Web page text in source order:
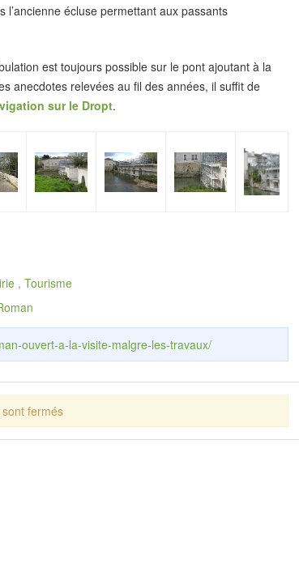
écluse permettant aux passants
est toujours possible sur le pont ajoutant à la
anecdotes relevées au fil des années, il suffit de
sur le Dropt.
, Tourisme
ouvert-a-la-visite-malgre-les-travaux/
fermés